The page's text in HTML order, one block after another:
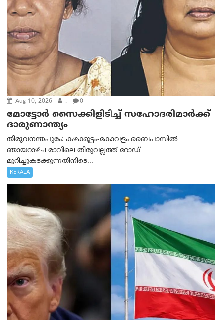
Aug 10, 2026 . 0
മോട്ടോര്‍ സൈക്കിളിടിച്ച് സഹോദരിമാര്‍ക്ക്
ദാരുണാന്ത്യം
തിരുവനന്തപുരം: കഴക്കൂട്ടം-കോവളം ബൈപാസിൽ
ഞായറാഴ്ച രാവിലെ തിരുവല്ലത്ത് റോഡ്
മുറിച്ചുകടക്കുന്നതിനിടെ...
KERALA